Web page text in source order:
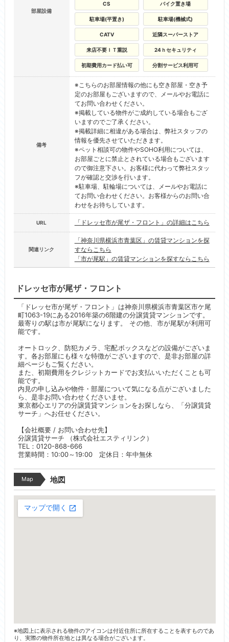
部屋設備
CS バイク置き場
駐車場(平置き) 駐車場(機械式)
CATV 近隣スーパーストア
来店不要ＩＴ重説 24ｈセキュリティ
初期費用カード払い可 分割サービス利用可
備考
※こちらのお部屋情報の他にも空き部屋・空き予
定のお部屋もございますので、メールやお電話に
てお問い合わせください。
※掲載している物件がご成約している場合もござ
いますのでご了承ください。
※掲載詳細に相違がある場合は、弊社スタッフの
情報を優先させていただきます。
※ペット相談可の物件やSOHO利用については、
お部屋ごとに禁止とされている場合もございます
ので御注意下さい。お客様に代わって弊社スタッ
フが確認と交渉を行います。
※駐車場、駐輪場については、メールやお電話に
てお問い合わせください。お客様からのお問い合
わせをお待ちしています。
URL 「ドレッセ市が尾ザ・フロント」の詳細はこちら
関連リンク
「神奈川県横浜市青葉区」の賃貸マンションを探
すならこちら
「市が尾駅」の賃貸マンションを探すならこちら
ドレッセ市が尾ザ・フロント
「ドレッセ市が尾ザ・フロント」は神奈川県横浜市青葉区市ケ尾
町1063-19にある2016年築の6階建の分譲賃貸マンションです。
最寄りの駅は市が尾駅になります。 その他、市が尾駅が利用可
能です。
オートロック、防犯カメラ、宅配ボックスなどの設備がございま
す。各お部屋にも様々な特徴がございますので、是非お部屋の詳
細ページもご覧ください。
また、初期費用をクレジットカードでお支払いいただくことも可
能です。
内見の申し込みや物件・部屋について気になる点がございました
ら、是非お問い合わせくださいませ。
東京都心エリアの分譲賃貸マンションをお探しなら、「分譲賃貸
サーチ」へお任せください。
【会社概要 / お問い合わせ先】
分譲賃貸サーチ （株式会社エスティリンク）
TEL：0120-868-666
営業時間：10:00～19:00 定休日：年中無休
Map 地図
※地図上に表示される物件のアイコンは付近住所に所在することを表すものであ
り、実際の物件所在地とは異なる場合がございます。